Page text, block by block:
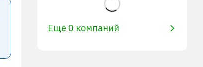
Ещё 0 компаний